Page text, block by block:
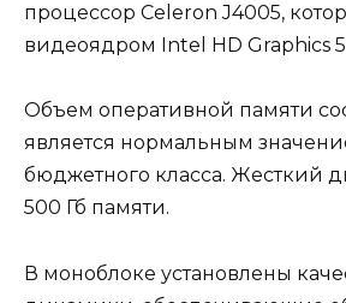
процессор Celeron J4005,
видеоядром Intel HD Graphics
Объем оперативной памяти
является нормальным
бюджетного класса. Жесткий
500 Гб памяти.
В моноблоке установлены